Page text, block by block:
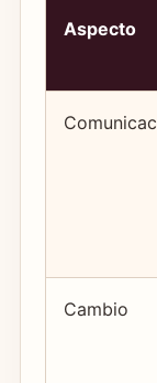
Aspecto
Cambio